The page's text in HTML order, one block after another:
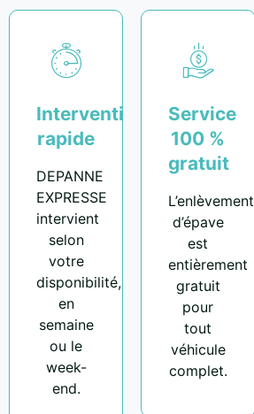
Intervention
rapide
DEPANNE
EXPRESSE
intervient
selon
votre
disponibilité,
en
semaine
ou le
week-
end.
Service
100 %
gratuit
L’enlèvement
d’épave
est
entièrement
gratuit
pour
tout
véhicule
complet.